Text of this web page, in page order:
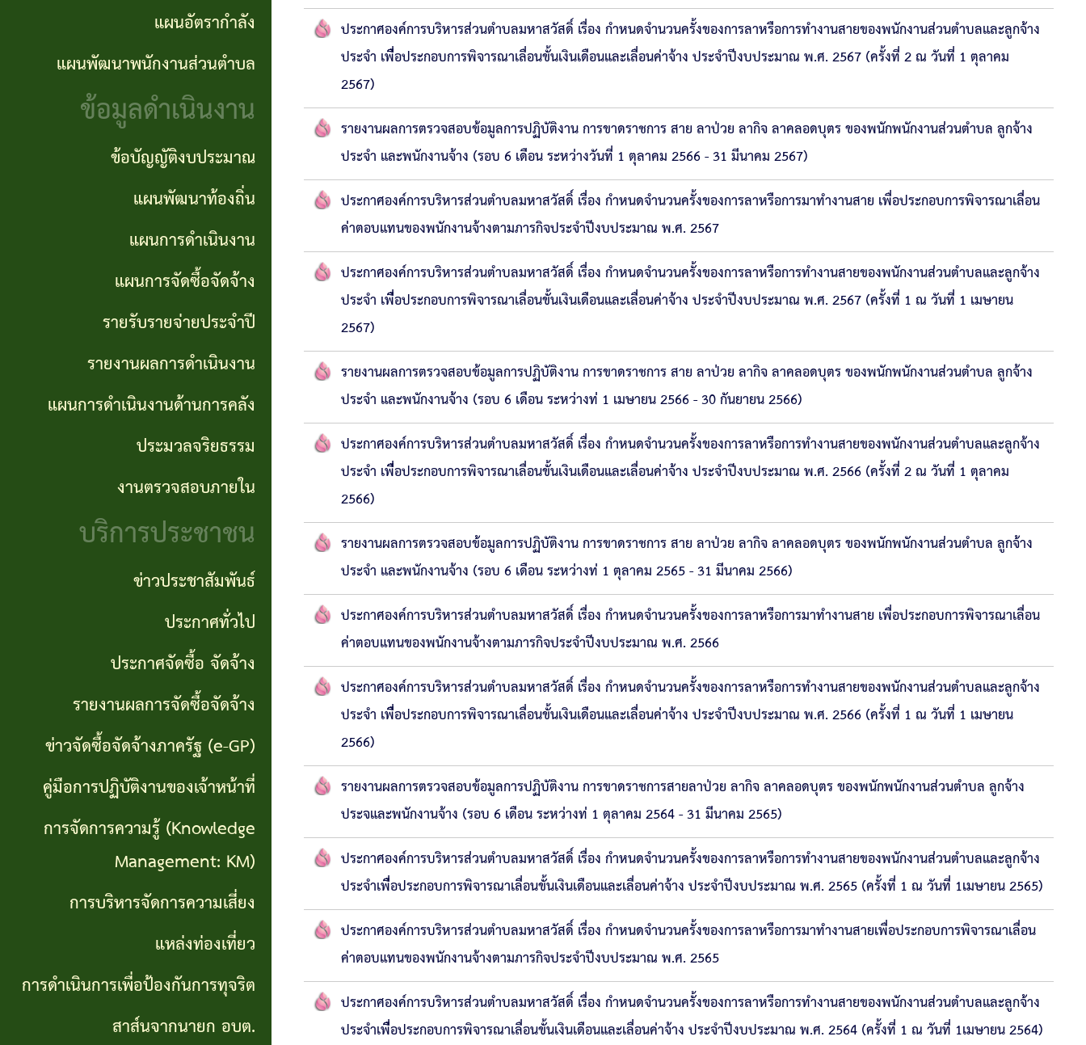
ซื้อ
จ้าง
ภาค
การ
ปฏิบัติ
งาน
หน้าที่
การจัดการ
ความรู้
(Knowledge
Management:
KM)
บริหาร
จัดการ
ความ
เสี่ยง
แหล่ง
เที่ยว
การ
ราย
จ่าย
ประจำ
ดำเนิน
งาน
แผนการ
ดำเนิน
งานด้าน
การคลัง
จริยธรรม
ตรวจ
สอบ
ภายใน
โครงสร้าง
องค์กร
ผลงาน
กิจกรรม
สภา
แผน
อัตรา
กำลัง
พัฒนา
พนักงาน
ส่วน
ตำบล
แผนอัตรากำลัง
แผนพัฒนาพนักงานส่วนตำบล
ข้อมูลดำเนินงาน
ข้อบัญญัติงบประมาณ
แผนพัฒนาท้องถิ่น
แผนการดำเนินงาน
แผนการจัดซื้อจัดจ้าง
รายรับรายจ่ายประจำปี
รายงานผลการดำเนินงาน
แผนการดำเนินงานด้านการคลัง
ประมวลจริยธรรม
งานตรวจสอบภายใน
บริการประชาชน
ข่าวประชาสัมพันธ์
ประกาศทั่วไป
ประกาศจัดซื้อ จัดจ้าง
รายงานผลการจัดซื้อจัดจ้าง
ข่าวจัดซื้อจัดจ้างภาครัฐ (e-GP)
คู่มือการปฏิบัติงานของเจ้าหน้าที่
การจัดการความรู้ (Knowledge
Management: KM)
การบริหารจัดการความเสี่ยง
แหล่งท่องเที่ยว
การดำเนินการเพื่อป้องกันการทุจริต
สาส์นจากนายก อบต.
ประกาศองค์การบริหารส่วนตำบลมหาสวัสดิ์ เรื่อง กำหนดจำนวนครั้งของการลาหรือการทำงานสายของพนักงานส่วนตำบลและลูกจ้าง
ประจำ เพื่ือประกอบการพิจารณาเลื่อนขั้นเงินเดือนและเลื่อนค่าจ้าง ประจำปีงบประมาณ พ.ศ. 2567 (ครั้งที่ 2 ณ วันที่ 1 ตุลาคม
2567)
รายงานผลการตรวจสอบข้อมูลการปฏิบัติงาน การขาดราชการ สาย ลาป่วย ลากิจ ลาคลอดบุตร ของพนักพนักงานส่วนตำบล ลูกจ้าง
ประจำ และพนักงานจ้าง (รอบ 6 เดือน ระหว่างวันที่ 1 ตุลาคม 2566 - 31 มีนาคม 2567)
ประกาศองค์การบริหารส่วนตำบลมหาสวัสดิ์ เรื่อง กำหนดจำนวนครั้งของการลาหรือการมาทำงานสาย เพื่อประกอบการพิจารณาเลื่อน
ค่าตอบแทนของพนักงานจ้างตามภารกิจประจำปีงบประมาณ พ.ศ. 2567
ประกาศองค์การบริหารส่วนตำบลมหาสวัสดิ์ เรื่อง กำหนดจำนวนครั้งของการลาหรือการทำงานสายของพนักงานส่วนตำบลและลูกจ้าง
ประจำ เพื่ือประกอบการพิจารณาเลื่อนขั้นเงินเดือนและเลื่อนค่าจ้าง ประจำปีงบประมาณ พ.ศ. 2567 (ครั้งที่ 1 ณ วันที่ 1 เมษายน
2567)
รายงานผลการตรวจสอบข้อมูลการปฏิบัติงาน การขาดราชการ สาย ลาป่วย ลากิจ ลาคลอดบุตร ของพนักพนักงานส่วนตำบล ลูกจ้าง
ประจำ และพนักงานจ้าง (รอบ 6 เดือน ระหว่างท่ 1 เมษายน 2566 - 30 กันยายน 2566)
ประกาศองค์การบริหารส่วนตำบลมหาสวัสดิ์ เรื่อง กำหนดจำนวนครั้งของการลาหรือการทำงานสายของพนักงานส่วนตำบลและลูกจ้าง
ประจำ เพื่ือประกอบการพิจารณาเลื่อนขั้นเงินเดือนและเลื่อนค่าจ้าง ประจำปีงบประมาณ พ.ศ. 2566 (ครั้งที่ 2 ณ วันที่ 1 ตุลาคม
2566)
รายงานผลการตรวจสอบข้อมูลการปฏิบัติงาน การขาดราชการ สาย ลาป่วย ลากิจ ลาคลอดบุตร ของพนักพนักงานส่วนตำบล ลูกจ้าง
ประจำ และพนักงานจ้าง (รอบ 6 เดือน ระหว่างท่ 1 ตุลาคม 2565 - 31 มีนาคม 2566)
ประกาศองค์การบริหารส่วนตำบลมหาสวัสดิ์ เรื่อง กำหนดจำนวนครั้งของการลาหรือการมาทำงานสาย เพื่อประกอบการพิจารณาเลื่อน
ค่าตอบแทนของพนักงานจ้างตามภารกิจประจำปีงบประมาณ พ.ศ. 2566
ประกาศองค์การบริหารส่วนตำบลมหาสวัสดิ์ เรื่อง กำหนดจำนวนครั้งของการลาหรือการทำงานสายของพนักงานส่วนตำบลและลูกจ้าง
ประจำ เพื่ือประกอบการพิจารณาเลื่อนขั้นเงินเดือนและเลื่อนค่าจ้าง ประจำปีงบประมาณ พ.ศ. 2566 (ครั้งที่ 1 ณ วันที่ 1 เมษายน
2566)
รายงานผลการตรวจสอบข้อมูลการปฏิบัติงาน การขาดราชการสายลาป่วย ลากิจ ลาคลอดบุตร ของพนักพนักงานส่วนตำบล ลูกจ้าง
ประจและพนักงานจ้าง (รอบ 6 เดือน ระหว่างท่ 1 ตุลาคม 2564 - 31 มีนาคม 2565)
ประกาศองค์การบริหารส่วนตำบลมหาสวัสดิ์ เรื่อง กำหนดจำนวนครั้งของการลาหรือการทำงานสายของพนักงานส่วนตำบลและลูกจ้าง
ประจำเพื่ือประกอบการพิจารณาเลื่อนขั้นเงินเดือนและเลื่อนค่าจ้าง ประจำปีงบประมาณ พ.ศ. 2565 (ครั้งที่ 1 ณ วันที่ 1เมษายน 2565)
ประกาศองค์การบริหารส่วนตำบลมหาสวัสดิ์ เรื่อง กำหนดจำนวนครั้งของการลาหรือการมาทำงานสายเพื่อประกอบการพิจารณาเลื่อน
ค่าตอบแทนของพนักงานจ้างตามภารกิจประจำปีงบประมาณ พ.ศ. 2565
ประกาศองค์การบริหารส่วนตำบลมหาสวัสดิ์ เรื่อง กำหนดจำนวนครั้งของการลาหรือการทำงานสายของพนักงานส่วนตำบลและลูกจ้าง
ประจำเพื่ือประกอบการพิจารณาเลื่อนขั้นเงินเดือนและเลื่อนค่าจ้าง ประจำปีงบประมาณ พ.ศ. 2564 (ครั้งที่ 1 ณ วันที่ 1เมษายน 2564)